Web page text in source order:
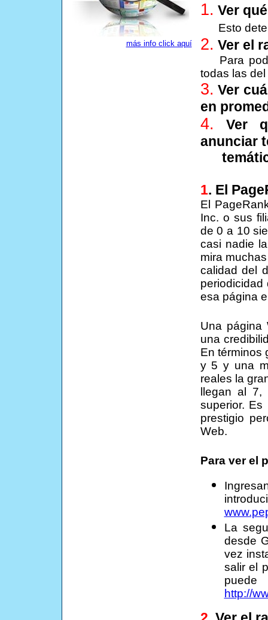
más info click aquí
1. Ver
Esto
2. Ver el
Para
todas las
3. Ver
en
4. Ver
anunciar
1. El
El
Inc. o sus
de 0 a 10
casi nadie
mira
calidad del
esa página
Una página
una
En términos
y 5 y una
reales la
llegan al
superior.
prestigio
Web.
Para ver el
La
desde
vez
salir el
http://